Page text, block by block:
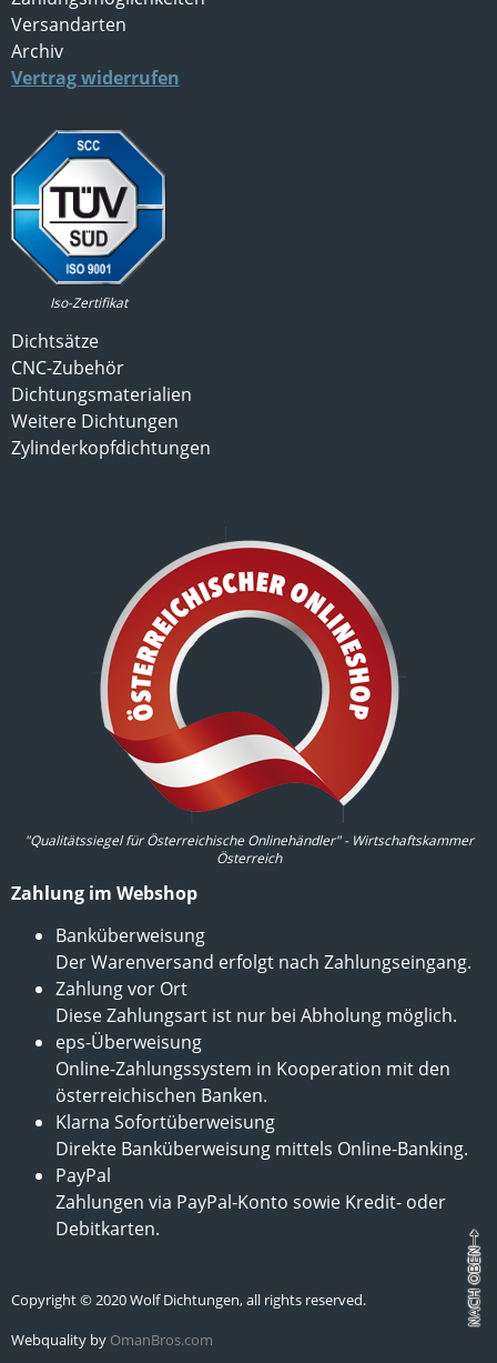
Versandarten
Archiv
Vertrag widerrufen
Iso-Zertifikat
Dichtsätze
CNC-Zubehör
Dichtungsmaterialien
Weitere Dichtungen
Zylinderkopfdichtungen
"Qualitätssiegel für Österreichische Onlinehändler" - Wirtschaftskammer
Österreich
Zahlung im Webshop
Banküberweisung
Der Warenversand erfolgt nach Zahlungseingang.
Zahlung vor Ort
Diese Zahlungsart ist nur bei Abholung möglich.
eps-Überweisung
Online-Zahlungssystem in Kooperation mit den
österreichischen Banken.
Klarna Sofortüberweisung
Direkte Banküberweisung mittels Online-Banking.
PayPal
Zahlungen via PayPal-Konto sowie Kredit- oder
Debitkarten.
Copyright © 2020 Wolf Dichtungen, all rights reserved.
Webquality by OmanBros.com